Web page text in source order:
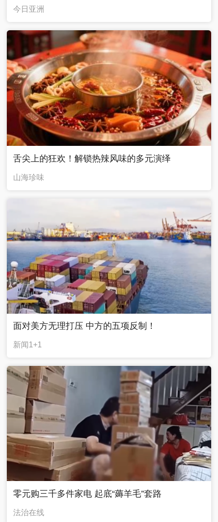
今日亚洲
舌尖上的狂欢！解锁热辣风味的多元演绎
山海珍味
面对美方无理打压 中方的五项反制！
新闻1+1
零元购三千多件家电 起底“薅羊毛”套路
法治在线